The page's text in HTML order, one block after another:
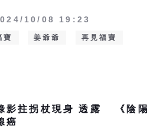
10/08 19:23
寶 姜爺爺 再見福寶
影拄拐杖現身 透露
癌
《陰